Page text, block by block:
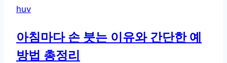
낮
잠
huv
아침마다 손 붓는 이유와 간단한 예
방법 총정리